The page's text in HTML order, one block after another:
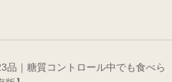
品｜糖質コントロール中でも食べら